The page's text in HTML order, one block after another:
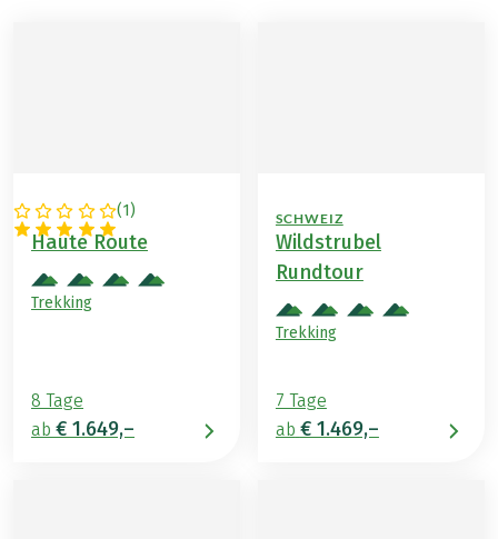
(1)
SCHWEIZ
Haute Route
Trekking
8 Tage
ab € 1.649,–
SCHWEIZ
Wildstrubel
Rundtour
Trekking
7 Tage
ab € 1.469,–